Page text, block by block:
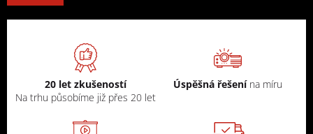
20 let zkušeností
Na trhu působíme již přes 20 let
Úspěšná řešení na míru